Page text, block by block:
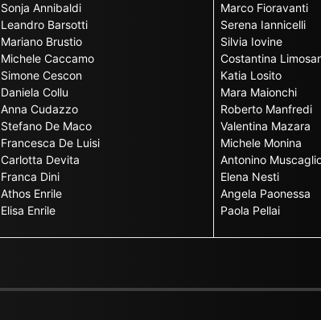
Sonja Annibaldi
Leandro Barsotti
Mariano Brustio
Michele Caccamo
Simone Cescon
Daniela Collu
Anna Cudazzo
Stefano De Maco
Francesca De Luisi
Carlotta Devita
Franca Dini
Athos Enrile
Elisa Enrile
Marco Fioravanti
Serena Iannicelli
Silvia Iovine
Costantina
Katia Losito
Mara Maionchi
Roberto Manfredi
Valentina Mazara
Michele Monina
Antonino
Elena Nesti
Angela Paonessa
Paola Pellai